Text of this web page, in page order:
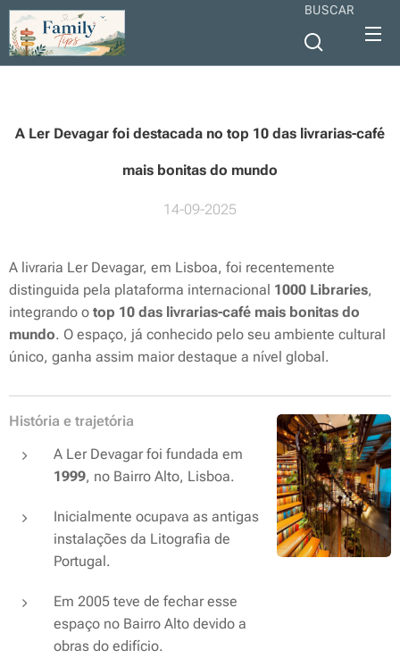
BUSCAR
A Ler Devagar foi destacada no top 10 das livrarias-café
mais bonitas do mundo
14-09-2025
A livraria Ler Devagar, em Lisboa, foi recentemente
distinguida pela plataforma internacional 1000 Libraries,
integrando o top 10 das livrarias-café mais bonitas do
mundo. O espaço, já conhecido pelo seu ambiente cultural
único, ganha assim maior destaque a nível global.
História e trajetória
A Ler Devagar foi fundada em
1999, no Bairro Alto, Lisboa.
Inicialmente ocupava as antigas
instalações da Litografia de
Portugal.
Em 2005 teve de fechar esse
espaço no Bairro Alto devido a
obras do edifício.